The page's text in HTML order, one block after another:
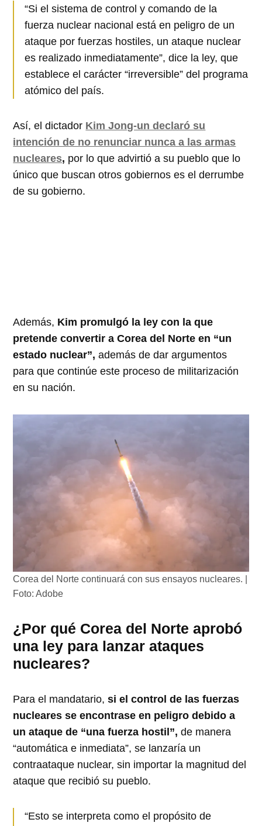
“Si el sistema de control y comando de la
fuerza nuclear nacional está en peligro de un
ataque por fuerzas hostiles, un ataque nuclear
es realizado inmediatamente”, dice la ley, que
establece el carácter “irreversible” del programa
atómico del país.
Así, el dictador Kim Jong-un declaró su
intención de no renunciar nunca a las armas
nucleares, por lo que advirtió a su pueblo que lo
único que buscan otros gobiernos es el derrumbe
de su gobierno.
Además, Kim promulgó la ley con la que
pretende convertir a Corea del Norte en “un
estado nuclear”, además de dar argumentos
para que continúe este proceso de militarización
en su nación.
Corea del Norte continuará con sus ensayos nucleares. |
Foto: Adobe
¿Por qué Corea del Norte aprobó
una ley para lanzar ataques
nucleares?
Para el mandatario,si el control de las fuerzas
nucleares se encontrase en peligro debido a
un ataque de “una fuerza hostil”, de manera
“automática e inmediata”, se lanzaría un
contraataque nuclear, sin importar la magnitud del
ataque que recibió su pueblo.
“Esto se interpreta como el propósito de